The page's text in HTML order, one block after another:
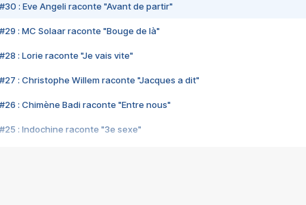
#30 : Eve Angeli raconte "Avant de partir"
#29 : MC Solaar raconte "Bouge de là"
#28 : Lorie raconte "Je vais vite"
#27 : Christophe Willem raconte "Jacques a dit"
#26 : Chimène Badi raconte "Entre nous"
#25 : Indochine raconte "3e sexe"